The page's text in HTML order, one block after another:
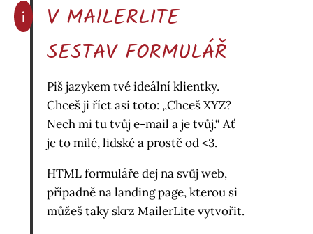
i
V MAILERLITE
SESTAV FORMULÁŘ
Piš jazykem tvé ideální klientky.
Chceš ji říct asi toto: „Chceš XYZ?
Nech mi tu tvůj e-mail a je tvůj.“ Ať
je to milé, lidské a prostě od <3.
HTML formuláře dej na svůj web,
případně na landing page, kterou si
můžeš taky skrz MailerLite vytvořit.